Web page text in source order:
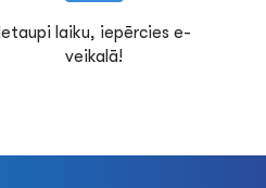
Ietaupi laiku, iepērcies e-
veikalā!